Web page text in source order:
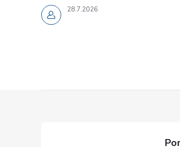
28.7.2026